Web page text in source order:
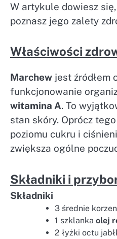
W artykule dowiesz
poznasz jego zalety
Właściwości
Marchew jest źródłem
funkcjonowanie
witamina A. To
stan skóry. Oprócz
poziomu cukru i
zwiększa ogólne
Składniki i
Składniki
3 średnie
1 szklanka olej
2 łyżki octu